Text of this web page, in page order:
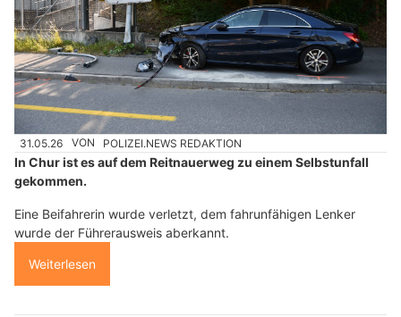
31.05.26 VON POLIZEI.NEWS REDAKTION
In Chur ist es auf dem Reitnauerweg zu einem Selbstunfall
gekommen.
Eine Beifahrerin wurde verletzt, dem fahrunfähigen Lenker
wurde der Führerausweis aberkannt.
Weiterlesen